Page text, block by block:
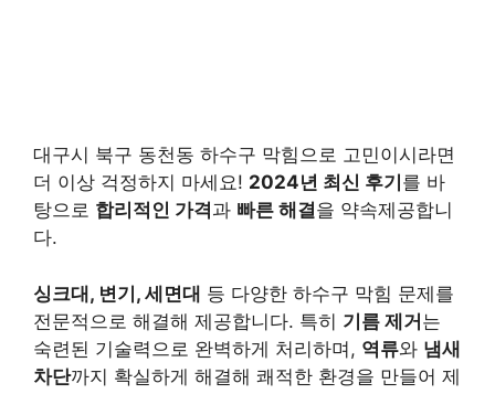
대구시 북구 동천동 하수구 막힘으로 고민이시라면
더 이상 걱정하지 마세요! 2024년 최신 후기 를 바
탕으로 합리적인 가격과 빠른 해결을 약속제공합니
다.
싱크대, 변기, 세면대 등 다양한 하수구 막힘 문제를
전문적으로 해결해 제공합니다. 특히 기름 제거는
숙련된 기술력으로 완벽하게 처리하며, 역류와 냄새
차단까지 확실하게 해결해 쾌적한 환경을 만들어 제